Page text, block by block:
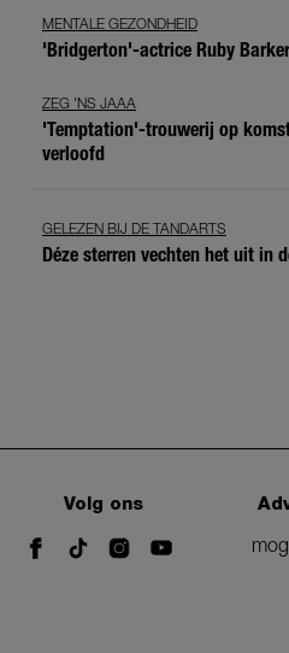
MENTALE GEZONDHEID
'Bridgerton'-actrice Ruby
ZEG 'NS JAAA
'Temptation'-trouwerij op
verloofd
GELEZEN BIJ DE TANDARTS
Déze sterren vechten het uit in
Volg ons